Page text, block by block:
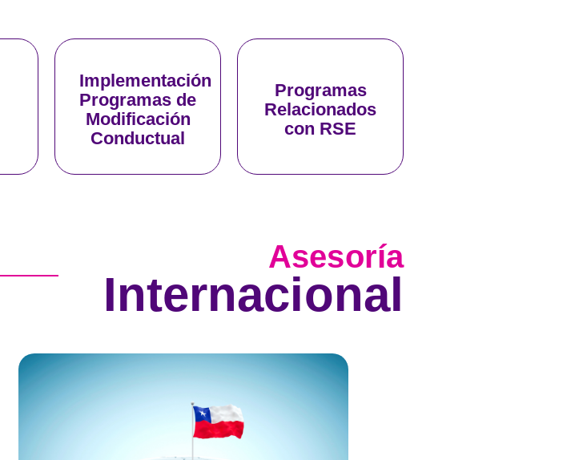
Implementación
Programas de
Modificación
Conductual
Solicita tu
asesoría
AQUÍ
Programas
Relacionados
con RSE
asesoría
AQUÍ
Asesoría
Internacional